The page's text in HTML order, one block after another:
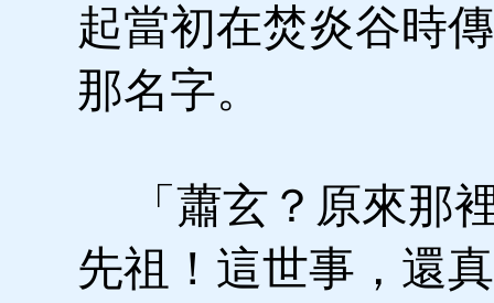
起當初在焚炎谷時
那名字。
「蕭玄？原來那
先祖！這世事，還